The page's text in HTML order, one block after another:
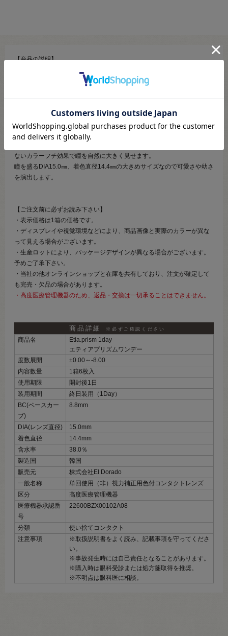
【商品の説明】
エティアプリズムは白いキャッチライト入りのデザインだから、どんな
入れる光のこと。
自撮りアプリを通すと瞳のキャッチライトが強調され、さらにキラキラ
と光り輝く印象的な瞳に!
ないカラーフチ効果で瞳を自然に大きく見せます。
瞳を盛るDIA15.0㎜、着色直径14.4㎜の大きめサイズなので可愛さや幼さ
を演出します。
【ご注文前に必ずお読み下さい】
・表示価格は1箱の価格です。
・ディスプレイや視覚環境などにより、商品画像と実際のカラーが異な
って見える場合がございます。
・生産ロットにより、パッケージデザインが異なる場合がございます。
予めご了承下さい。
・当社の他オンラインショップと在庫を共有しており、注文が確定して
も完売・欠品の場合があります。
・高度医療管理機器のため、返品・交換は一切承ることはできません。
商品詳細 ※必ずご確認ください
商品名
Etia.prism 1day
エティアプリズムワンデー
度数展開
±0.00～‐8.00
内容数量
1箱6枚入
使用期限
開封後1日
装用期間
終日装用（1Day）
BC(ベースカー
ブ)
8.8mm
DIA(レンズ直径)
15.0mm
着色直径
14.4mm
含水率
38.0％
製造国
韓国
販売元
株式会社El Dorado
一般名称
単回使用（非）視力補正用色付コンタクトレンズ
区分
高度医療管理機器
医療機器承認番
号
22600BZX00102A08
分類
使い捨てコンタクト
注意事項
※取扱説明書をよく読み、記載事項を守ってくださ
い。
※事故発生時には自己責任となることがあります。
※購入時は眼科受診または処方箋取得を推奨。
※不明点は眼科医に相談。